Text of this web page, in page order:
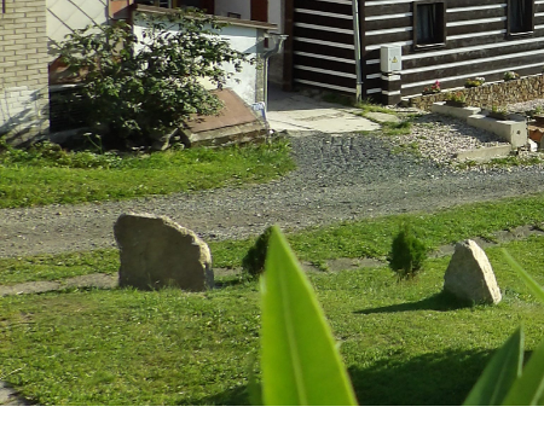
Školy v přírodě
Ozdravné pobyty
Rekreace
Tábory
Lyžařské výcviky
Více